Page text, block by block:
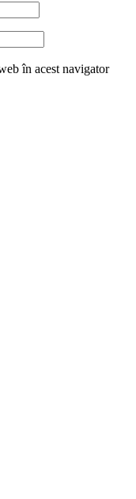
în acest navigator